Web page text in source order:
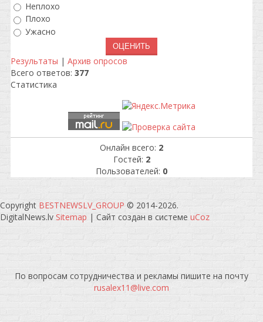
Неплохо
Плохо
Ужасно
Результаты | Архив опросов
Всего ответов: 377
Статистика
Онлайн всего: 2
Гостей: 2
Пользователей: 0
Copyright BESTNEWSLV_GROUP © 2014-2026.
DigitalNews.lv Sitemap | Сайт создан в системе uCoz
По вопросам сотрудничества и рекламы пишите на почту
rusalex11@live.com